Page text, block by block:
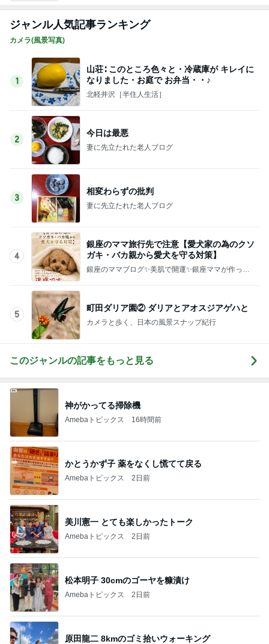
ジャンル人気記事ランキング
カメラ(風景写真)
1
山荘∶ このところ色々と・冷蔵庫が キレイに
なりました・お庭で お弁当・・♪
北軽井沢［半住人生活］
2
今日は最悪
妻に先立たれた老人ブログ
3
相変わらずの批判
妻に先立たれた老人ブログ
4
銀座のママ旅行先で注意【愛犬家の為のクソ
ガキ・バカ親から愛犬を守る対策】
銀座のママブログ✨美肌で開運✨銀座ママが作った
5
町田ダリア園② ダリアとアオスジアゲハと
カメラと歩く、日本の風景スナップ紀行
このジャンルの記事をもっと見る
神がかってる掃除機
Amebaトピックス 16時間前
かとうかず子 薬をなくし慌てて戻る
Amebaトピックス 2日前
美川憲一 とても楽しかったトーク
Amebaトピックス 2日前
松本明子 30cmのゴーヤを糠漬け
Amebaトピックス 2日前
原田龍二 8kmのゴミ拾いウォーキング